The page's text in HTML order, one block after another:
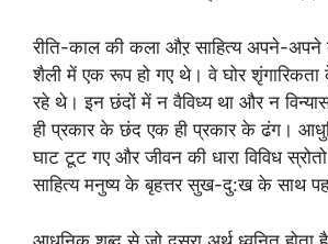
रीति-काल की कला औऱ साहित्य अपने-
शैली में एक रूप हो गए थे। वे घोर शृंगारिकता
रहे थे। इन छंदों में न वैविध्य था और न
ही प्रकार के छंद एक ही प्रकार के ढंग।
घाट टूट गए और जीवन की धारा विविध
साहित्य मनुष्य के बृहत्तर सुख-दु:ख के साथ